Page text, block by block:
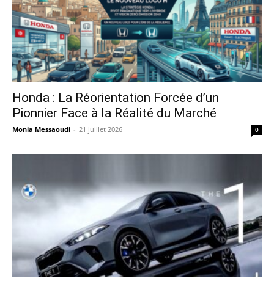
Honda : La Réorientation Forcée d’un
Pionnier Face à la Réalité du Marché
Monia Messaoudi - 21 juillet 2026 0